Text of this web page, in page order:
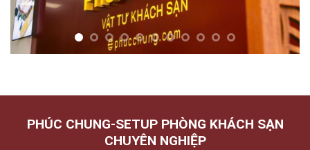
PHÚC CHUNG-SETUP PHÒNG KHÁCH SẠN
CHUYÊN NGHIỆP